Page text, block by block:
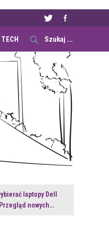
TECH
laptopy Dell
nowych…